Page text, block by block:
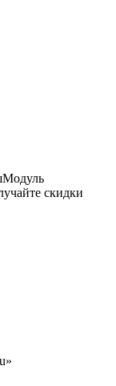
скидки